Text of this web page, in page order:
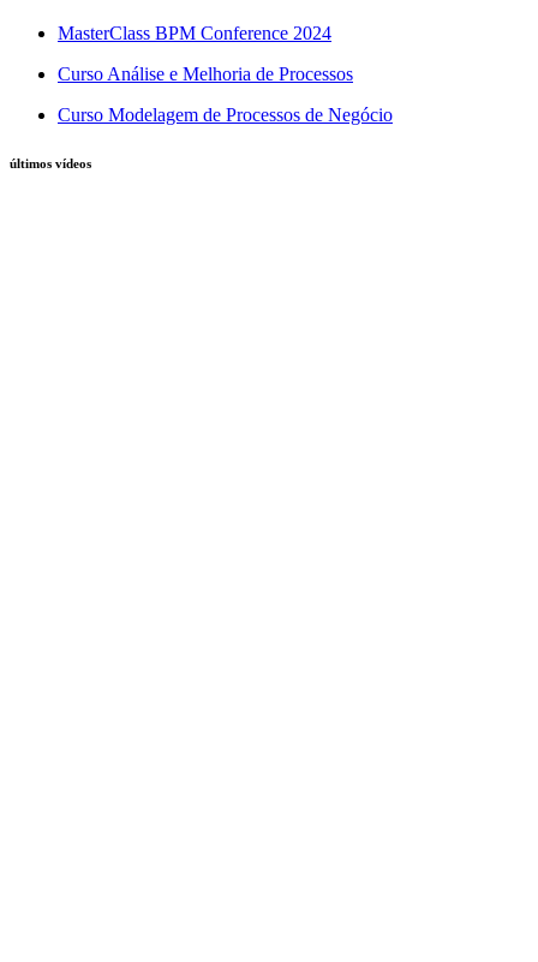
MasterClass BPM Conference 2024
Curso Análise e Melhoria de Processos
Curso Modelagem de Processos de Negócio
últimos vídeos